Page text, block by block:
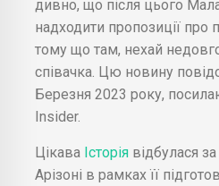
дивно, що після цього
надходити пропозиції про
тому що там, нехай
співачка. Цю новину
Березня 2023 року,
Insider.
Цікава Історія відбулася
Арізоні в рамках її